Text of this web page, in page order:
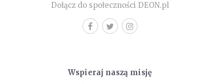
Dołącz do społeczności DEON.pl
Wspieraj naszą misję